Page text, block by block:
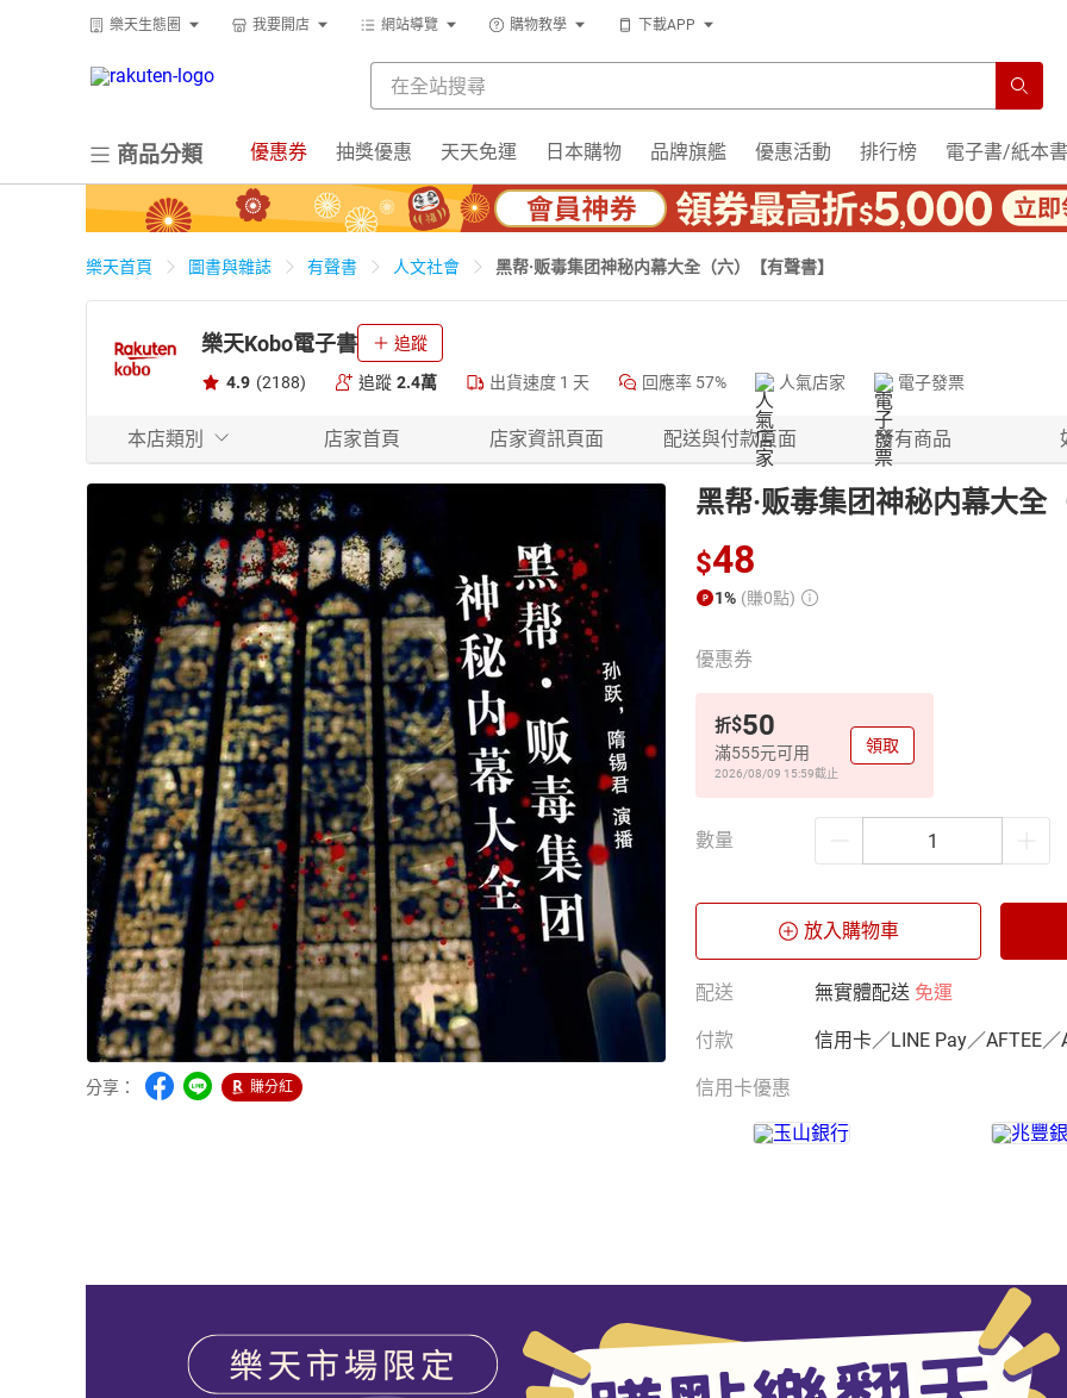
樂天生態圈 我要開店 網站導覽 購物教學 下載APP
商品分類 優惠券 抽獎優惠 天天免運 日本購物 品牌旗艦 優惠活動 排行榜 電子書/紙本書
樂天首頁 圖書與雜誌 有聲書 人文社會 黑帮·贩毒集团神秘内幕大全（六）【有聲書】
樂天Kobo電子書 追蹤
4.9 (2188) 追蹤 2.4萬 出貨速度 1 天 回應率 57% 人氣店家 電子發票
本店類別 店家首頁 店家資訊頁面 配送與付款頁面 所有商品
分享： 賺分紅
黑帮·贩毒集团神秘内幕大全
$48
1% (賺0點)
優惠券
折$50
滿555元可用
2026/08/09 15:59截止
領取
數量
放入購物車
配送 無實體配送 免運
付款 信用卡／LINE Pay／AFTEE／
信用卡優惠